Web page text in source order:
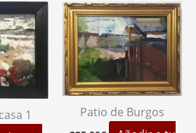
1 Patio de Burgos